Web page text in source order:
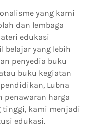
yang kami
dan lembaga
edukasi
belajar yang lebih
penyedia buku
buku kegiatan
Lubna
penawaran harga
tinggi, kami menjadi
edukasi.